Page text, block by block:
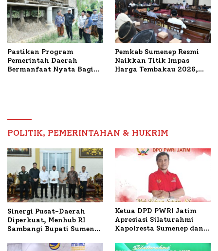
Pastikan Program
Pemerintah Daerah
Bermanfaat Nyata Bagi
Pemkab Sumenep Resmi
Naikkan Titik Impas
Harga Tembakau 2026,
POLITIK, PEMERINTAHAN & HUKRIM
Sinergi Pusat-Daerah
Diperkuat, Menhub RI
Sambangi Bupati Sumenep
Mutiara Sentosa II
Ketua DPD PWRI Jatim
Apresiasi Silaturahmi
Kapolresta Sumenep dan
Ideal Polri-Pers